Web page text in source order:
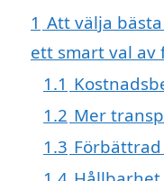
1 Att välja
ett smart val av
1.1
1.2 Mer
1.3